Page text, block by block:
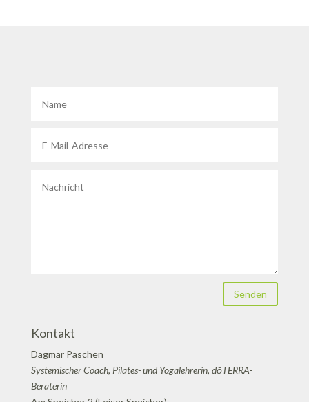
Senden
Kontakt
Dagmar Paschen
Systemischer Coach, Pilates- und Yogalehrerin, dōTERRA-
Beraterin